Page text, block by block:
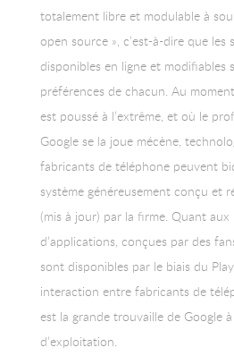
totalement libre et modulable à
open source », c’est-à-dire que les
disponibles en ligne et modifiables
préférences de chacun. Au
est poussé à l’extrême, et où le
Google se la joue mécène,
fabricants de téléphone peuvent
système généreusement conçu et
(mis à jour) par la firme. Quant aux
d’applications, conçues par des
sont disponibles par le biais du
interaction entre fabricants de
est la grande trouvaille de Google
d’exploitation.